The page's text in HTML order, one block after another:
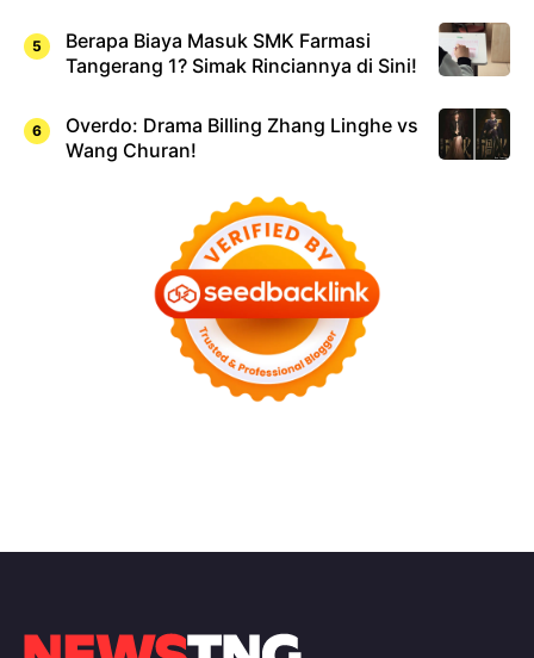
Berapa Biaya Masuk SMK Farmasi
Tangerang 1? Simak Rinciannya di Sini!
Overdo: Drama Billing Zhang Linghe vs
Wang Churan!